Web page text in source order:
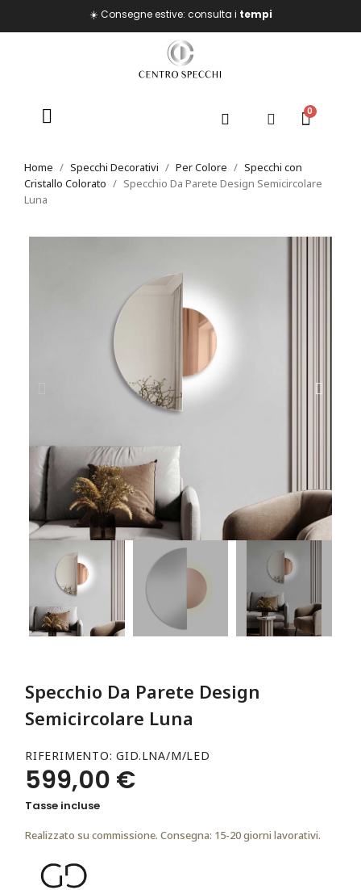
☀️ Consegne estive: consulta i tempi
Home Specchi Decorativi Per Colore
Specchi con
Cristallo Colorato
Specchio Da Parete Design Semicircolare
Luna
Specchio Da Parete Design
Semicircolare Luna
RIFERIMENTO GID.LNA/M/LED
599,00 €
Tasse incluse
Realizzato su commissione. Consegna: 15-20 giorni lavorativi.